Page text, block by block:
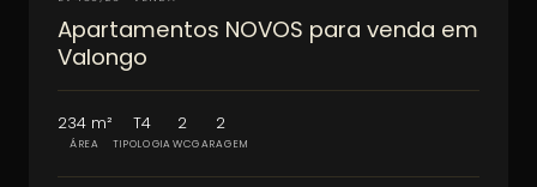
Apartamentos NOVOS para venda em
Valongo
234 m²
ÁREA
T4
TIPOLOGIA
2
WC
2
GARAGEM